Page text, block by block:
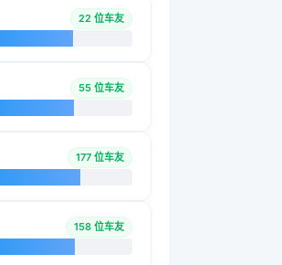
22 位车友
55 位车友
177 位车友
158 位车友